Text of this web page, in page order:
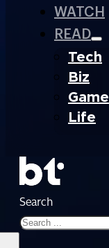
WATCH
READ
Tech
Biz
Game
Life
Search